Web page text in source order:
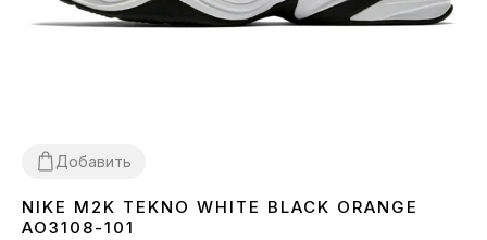
Добавить
3637 38
NIKE M2K TEKNO WHITE BLACK ORANGE
AO3108-101